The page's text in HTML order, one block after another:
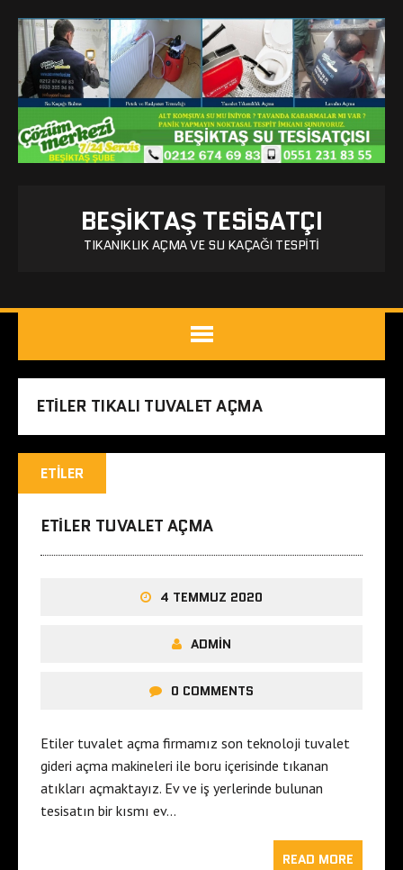
BEŞIKTAŞ TESISATÇI
TIKANIKLIK AÇMA VE SU KAÇAĞI TESPITI
ETILER TIKALI TUVALET AÇMA
ETILER
ETILER TUVALET AÇMA
4 TEMMUZ 2020
ADMIN
0 COMMENTS
Etiler tuvalet açma firmamız son teknoloji tuvalet
gideri açma makineleri ile boru içerisinde tıkanan
atıkları açmaktayız. Ev ve iş yerlerinde bulunan
tesisatın bir kısmı ev…
READ MORE